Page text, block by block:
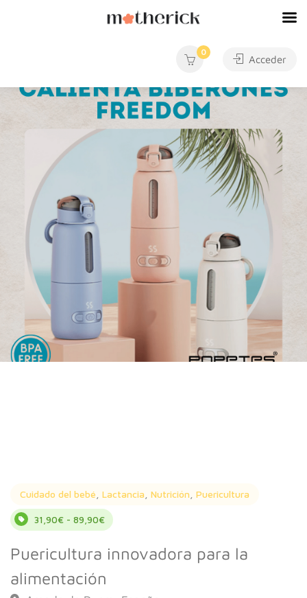
0
Acceder
Cuidado del bebé Lactancia Nutrición Puericultura
31,90€ - 89,90€
Puericultura innovadora para la
alimentación